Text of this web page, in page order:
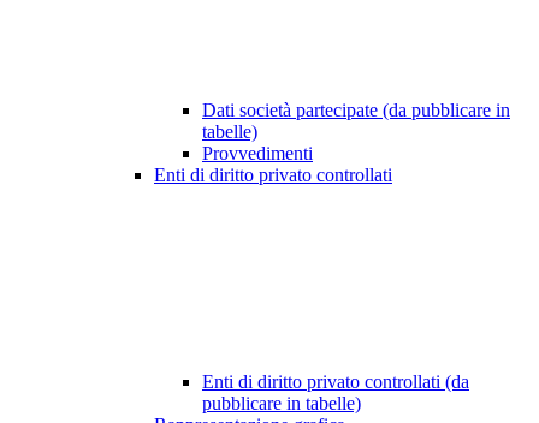
Dati società partecipate (da pubblicare in
tabelle)
Provvedimenti
Enti di diritto privato controllati
Enti di diritto privato controllati (da
pubblicare in tabelle)